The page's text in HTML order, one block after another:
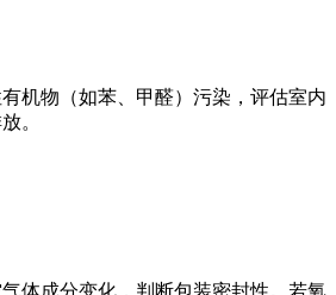
物（如苯、甲醛）污染，评估室内
。